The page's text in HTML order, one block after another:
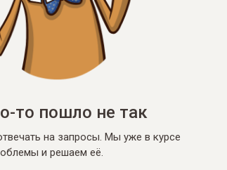
то пошло не так
на запросы. Мы уже в курсе
и решаем её.